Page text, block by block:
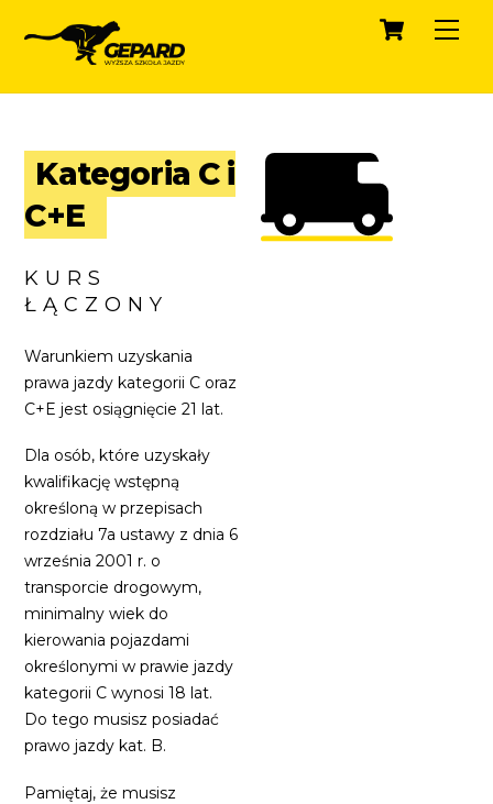
Cart
Kategoria C i
C+E
KURS
ŁĄCZONY
Warunkiem uzyskania
prawa jazdy kategorii C oraz
C+E jest osiągnięcie 21 lat.
Dla osób, które uzyskały
kwalifikację wstępną
określoną w przepisach
rozdziału 7a ustawy z dnia 6
września 2001 r. o
transporcie drogowym,
minimalny wiek do
kierowania pojazdami
określonymi w prawie jazdy
kategorii C wynosi 18 lat.
Do tego musisz posiadać
prawo jazdy kat. B.
Pamiętaj, że musisz